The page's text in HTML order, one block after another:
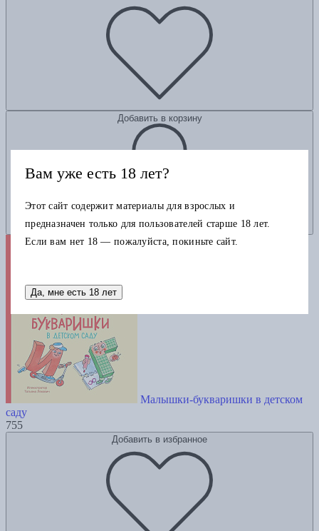
Добавить в корзину
Малышки-букваришки в детском
саду
755
Добавить в избранное
Вам уже есть 18 лет?
Этот сайт содержит материалы для взрослых и
предназначен только для пользователей старше 18 лет.
Если вам нет 18 — пожалуйста, покиньте сайт.
Да, мне есть 18 лет